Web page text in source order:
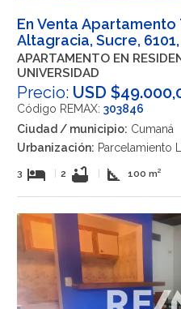
En Venta Apartamento
Altagracia, Sucre, 6101,
APARTAMENTO EN
UNIVERSIDAD
Precio: USD
Código REMAX: 303846
Ciudad / municipio: Cumaná
Urbanización: Parcelamiento
3 hotel 2 bathtub square_foot 100 m²